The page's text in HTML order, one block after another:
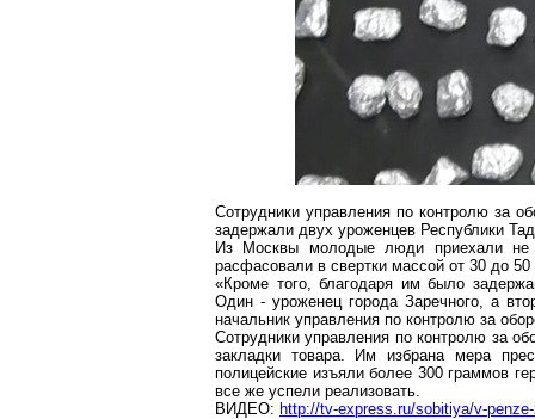
Сотрудники управления по контролю за
задержали двух уроженцев Республики
Из Москвы молодые люди приехали не
расфасовали в свертки массой от 30 до 50
«Кроме того, благодаря им было
Один - уроженец города Заречного, а
начальник управления по контролю за
Сотрудники управления поконтролю за
закладки товара. Им избрана мера
полицейские изъяли более 300 граммов
все же успели реализовать.
ВИДЕО: http://tv-express.ru/sobitiya/v-